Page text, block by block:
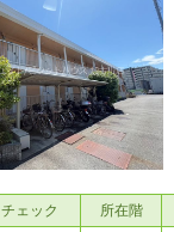
チェック 所在階